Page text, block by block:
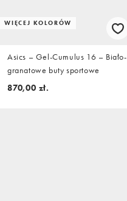
WIĘCEJ KOLORÓW
Asics – Gel-Cumulus 16 – Biało-
granatowe buty sportowe
870,00 zł.